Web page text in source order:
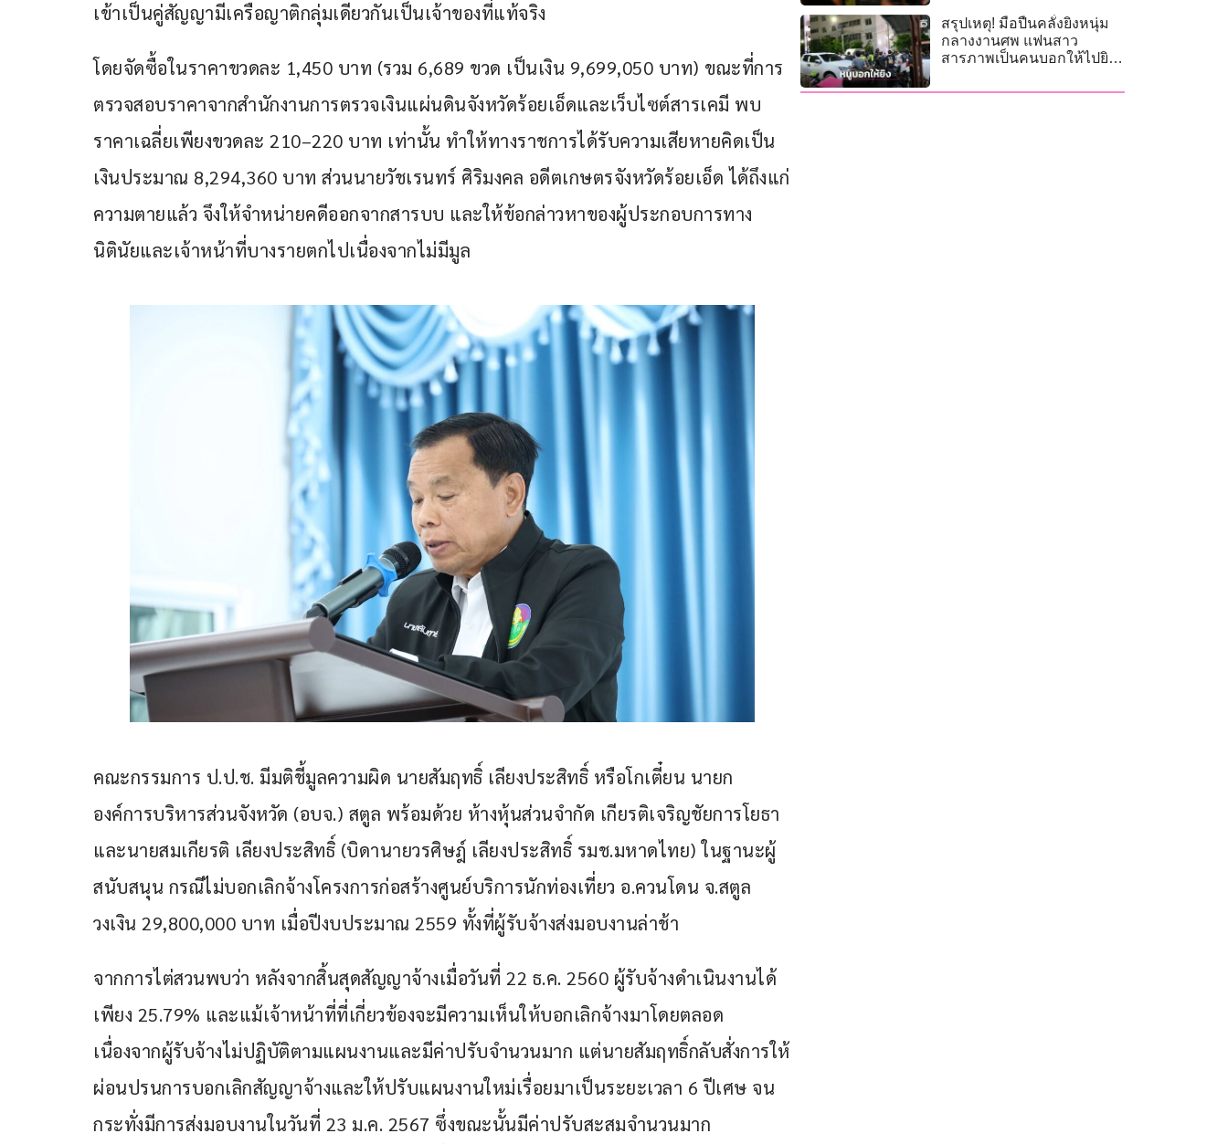
เข้าเป็นคู่สัญญามีเครือญาติกลุ่มเดียวกันเป็นเจ้าของที่แท้จริง
โดยจัดซื้อในราคาขวดละ 1,450 บาท (รวม 6,689 ขวด เป็นเงิน 9,699,050 บาท) ขณะที่การ
ตรวจสอบราคาจากสำนักงานการตรวจเงินแผ่นดินจังหวัดร้อยเอ็ดและเว็บไซต์สารเคมี พบ
ราคาเฉลี่ยเพียงขวดละ 210–220 บาท เท่านั้น ทำให้ทางราชการได้รับความเสียหายคิดเป็น
เงินประมาณ 8,294,360 บาท ส่วนนายวัชเรนทร์ ศิริมงคล อดีตเกษตรจังหวัดร้อยเอ็ด ได้ถึงแก่
ความตายแล้ว จึงให้จำหน่ายคดีออกจากสารบบ และให้ข้อกล่าวหาของผู้ประกอบการทาง
นิตินัยและเจ้าหน้าที่บางรายตกไปเนื่องจากไม่มีมูล
คณะกรรมการ ป.ป.ช. มีมติชี้มูลความผิด นายสัมฤทธิ์ เลียงประสิทธิ์ หรือโกเตี๋ยน นายก
องค์การบริหารส่วนจังหวัด (อบจ.) สตูล พร้อมด้วย ห้างหุ้นส่วนจำกัด เกียรติเจริญชัยการโยธา
และนายสมเกียรติ เลียงประสิทธิ์ (บิดานายวรศิษฎ์ เลียงประสิทธิ์ รมช.มหาดไทย) ในฐานะผู้
สนับสนุน กรณีไม่บอกเลิกจ้างโครงการก่อสร้างศูนย์บริการนักท่องเที่ยว อ.ควนโดน จ.สตูล
วงเงิน 29,800,000 บาท เมื่อปีงบประมาณ 2559 ทั้งที่ผู้รับจ้างส่งมอบงานล่าช้า
จากการไต่สวนพบว่า หลังจากสิ้นสุดสัญญาจ้างเมื่อวันที่ 22 ธ.ค. 2560 ผู้รับจ้างดำเนินงานได้
เพียง 25.79% และแม้เจ้าหน้าที่ที่เกี่ยวข้องจะมีความเห็นให้บอกเลิกจ้างมาโดยตลอด
เนื่องจากผู้รับจ้างไม่ปฏิบัติตามแผนงานและมีค่าปรับจำนวนมาก แต่นายสัมฤทธิ์กลับสั่งการให้
ผ่อนปรนการบอกเลิกสัญญาจ้างและให้ปรับแผนงานใหม่เรื่อยมาเป็นระยะเวลา 6 ปีเศษ จน
กระทั่งมีการส่งมอบงานในวันที่ 23 ม.ค. 2567 ซึ่งขณะนั้นมีค่าปรับสะสมจำนวนมาก
สรุปเหตุ! มือปืนคลั่งยิงหนุ่ม
กลางงานศพ แฟนสาว
สารภาพเป็นคนบอกให้ไปยิง